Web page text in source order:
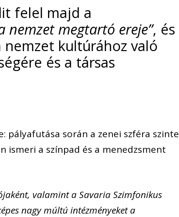
felel majd a
nemzet megtartó ereje”, és
kultúrához való
és a társas
pályafutása során a zenei szféra szinte
a színpad és a menedzsment
valamint a Savaria Szimfonikus
nagy múltú intézményeket a